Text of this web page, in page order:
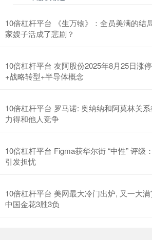
10倍杠杆平台 《生万物》：全员美满的结
家嫂子活成了悲剧？
10倍杠杆平台 友阿股份2025年8月25日涨
+战略转型+半导体概念
10倍杠杆平台 罗马诺: 奥纳纳和阿莫林关
力得和他人竞争
10倍杠杆平台 Figma获华尔街 “中性” 评级
引发担忧
10倍杠杆平台 美网最大冷门出炉, 又一大
中国金花3胜3负